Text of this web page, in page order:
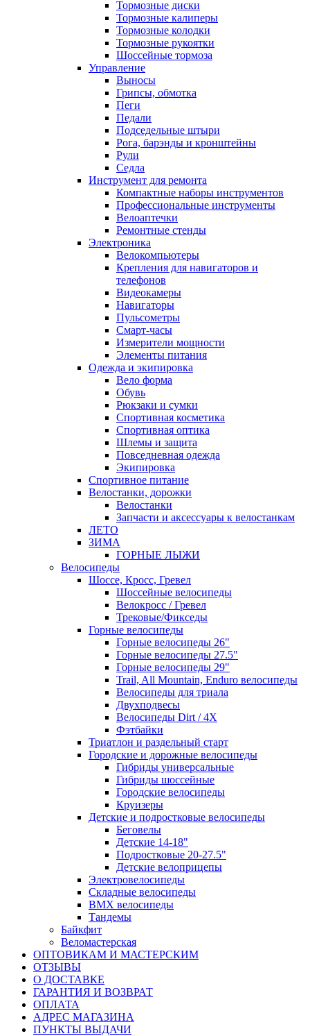
Тормозные диски
Тормозные калиперы
Тормозные колодки
Тормозные рукоятки
Шоссейные тормоза
Управление
Выносы
Грипсы, обмотка
Пеги
Педали
Подседельные штыри
Рога, барэнды и кронштейны
Рули
Седла
Инструмент для ремонта
Компактные наборы инструментов
Профессиональные инструменты
Велоаптечки
Ремонтные стенды
Электроника
Велокомпьютеры
Крепления для навигаторов и
телефонов
Видеокамеры
Навигаторы
Пульсометры
Смарт-часы
Измерители мощности
Элементы питания
Одежда и экипировка
Вело форма
Обувь
Рюкзаки и сумки
Спортивная косметика
Спортивная оптика
Шлемы и защита
Повседневная одежда
Экипировка
Спортивное питание
Велостанки, дорожки
Велостанки
Запчасти и аксессуары к велостанкам
ЛЕТО
ЗИМА
ГОРНЫЕ ЛЫЖИ
Велосипеды
Шоссе, Кросс, Гревел
Шоссейные велосипеды
Велокросс / Гревел
Трековые/Фикседы
Горные велосипеды
Горные велосипеды 26"
Горные велосипеды 27.5"
Горные велосипеды 29"
Trail, All Mountain, Enduro велосипеды
Велосипеды для триала
Двухподвесы
Велосипеды Dirt / 4X
Фэтбайки
Триатлон и раздельный старт
Городские и дорожные велосипеды
Гибриды универсальные
Гибриды шоссейные
Городские велосипеды
Круизеры
Детские и подростковые велосипеды
Беговелы
Детские 14-18"
Подростковые 20-27.5"
Детские велоприцепы
Электровелосипеды
Складные велосипеды
BMX велосипеды
Тандемы
Байкфит
Веломастерская
ОПТОВИКАМ И МАСТЕРСКИМ
ОТЗЫВЫ
О ДОСТАВКЕ
ГАРАНТИЯ И ВОЗВРАТ
ОПЛАТА
АДРЕС МАГАЗИНА
ПУНКТЫ ВЫДАЧИ